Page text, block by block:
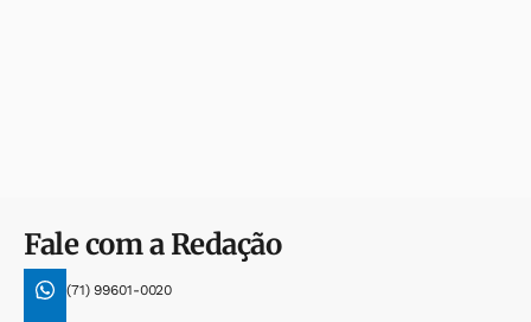
Fale com a Redação
(71) 99601-0020